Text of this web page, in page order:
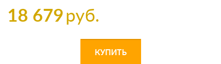
18 679руб.
КУПИТЬ